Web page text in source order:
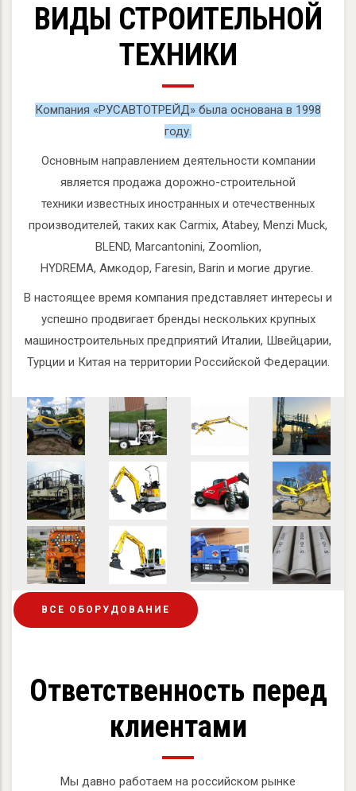
ВИДЫ СТРОИТЕЛЬНОЙ
ТЕХНИКИ
Компания «РУСАВТОТРЕЙД» была основана в 1998
году.
Основным направлением деятельности компании
является продажа дорожно-строительной
техники известных иностранных и отечественных
производителей, таких как Carmix, Atabey, Menzi Muck,
BLEND, Marcantonini, Zoomlion,
HYDREMA, Амкодор, Faresin, Barin и могие другие.
В настоящее время компания представляет интересы и
успешно продвигает бренды нескольких крупных
машиностроительных предприятий Италии, Швейцарии,
Турции и Китая на территории Российской Федерации.
ВСЕ ОБОРУДОВАНИЕ
Ответственность перед
клиентами
Мы давно работаем на российском рынке